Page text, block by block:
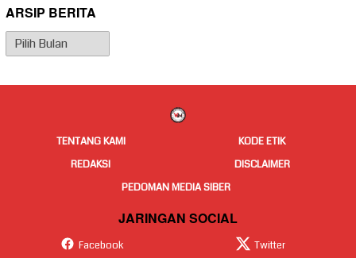
ARSIP BERITA
Arsip
Berita
TENTANG KAMI
KODE ETIK
REDAKSI
DISCLAIMER
PEDOMAN MEDIA SIBER
JARINGAN SOCIAL
Facebook Twitter